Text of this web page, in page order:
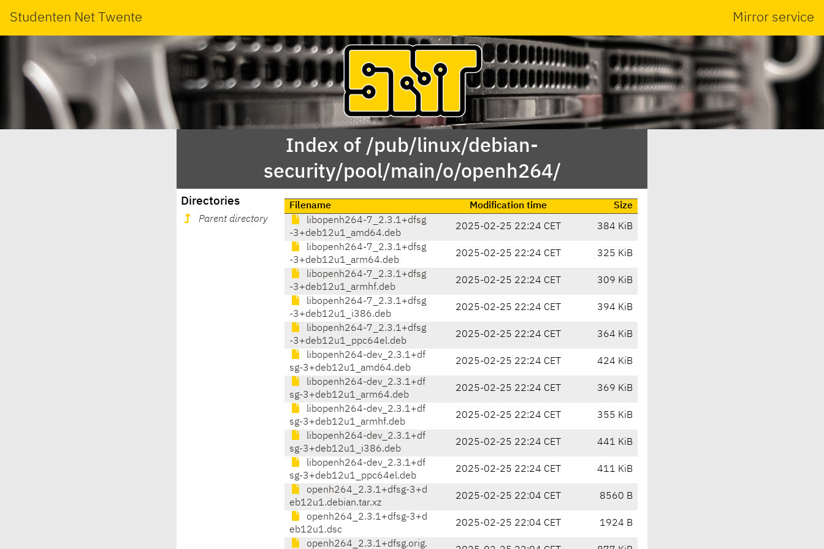
Studenten Net Twente Mirror service
Index of /pub/linux/debian-
security/pool/main/o/openh264/
Directories
Parent directory
Filename Modification time
Size
libopenh264-7_2.3.1+dfsg
-3+deb12u1_amd64.deb
2025-02-25 22:24 CET 384 KiB
libopenh264-7_2.3.1+dfsg
-3+deb12u1_arm64.deb
2025-02-25 22:24 CET 325 KiB
libopenh264-7_2.3.1+dfsg
-3+deb12u1_armhf.deb
2025-02-25 22:24 CET 309 KiB
libopenh264-7_2.3.1+dfsg
-3+deb12u1_i386.deb
2025-02-25 22:24 CET 394 KiB
libopenh264-7_2.3.1+dfsg
-3+deb12u1_ppc64el.deb
2025-02-25 22:24 CET 364 KiB
libopenh264-dev_2.3.1+df
sg-3+deb12u1_amd64.deb
2025-02-25 22:24 CET 424 KiB
libopenh264-dev_2.3.1+df
sg-3+deb12u1_arm64.deb
2025-02-25 22:24 CET 369 KiB
libopenh264-dev_2.3.1+df
sg-3+deb12u1_armhf.deb
2025-02-25 22:24 CET 355 KiB
libopenh264-dev_2.3.1+df
sg-3+deb12u1_i386.deb
2025-02-25 22:24 CET 441 KiB
libopenh264-dev_2.3.1+df
sg-3+deb12u1_ppc64el.deb
2025-02-25 22:24 CET 411 KiB
openh264_2.3.1+dfsg-3+d
eb12u1.debian.tar.xz
2025-02-25 22:04 CET 8560 B
openh264_2.3.1+dfsg-3+d
eb12u1.dsc
2025-02-25 22:04 CET 1924 B
openh264_2.3.1+dfsg.orig.